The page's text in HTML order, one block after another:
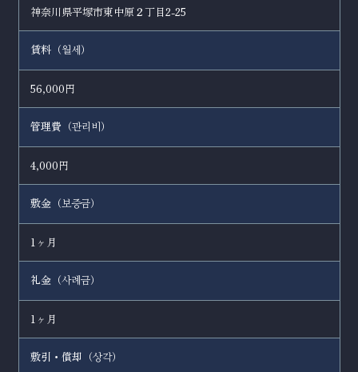
神奈川県平塚市東中原２丁目2-25
賃料（월세 ）
56,000円
管理費（관리비 ）
4,000円
敷金（보증금）
1ヶ月
礼金（사례금）
1ヶ月
敷引・償却（상각）